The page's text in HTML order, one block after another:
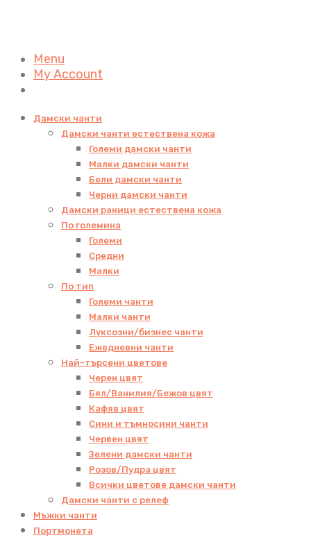
Menu
My Account
Дамски чанти
Дамски чанти естествена кожа
Големи дамски чанти
Малки дамски чанти
Бели дамски чанти
Черни дамски чанти
Дамски раници естествена кожа
По големина
Големи
Средни
Малки
По тип
Големи чанти
Малки чанти
Луксозни/бизнес чанти
Ежедневни чанти
Най-търсени цветове
Черен цвят
Бял/Ванилия/Бежов цвят
Кафяв цвят
Сини и тъмносини чанти
Червен цвят
Зелени дамски чанти
Розов/Пудра цвят
Всички цветове дамски чанти
Дамски чанти с релеф
Мъжки чанти
Портмонета